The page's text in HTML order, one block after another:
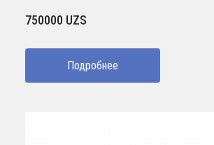
750000 UZS
Подробнее